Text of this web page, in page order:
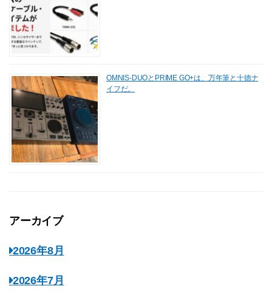
OMNIS-DUOとPRIME GO+は、万年筆と十徳ナ
イフだ。
アーカイブ
2026年8月
2026年7月